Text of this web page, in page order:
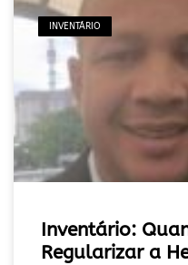
INVENTÁRIO
Inventário:
Regularizar a